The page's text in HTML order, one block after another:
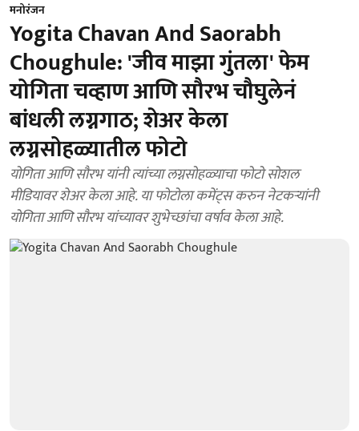
मनोरंजन
Yogita Chavan And Saorabh
Choughule: 'जीव माझा गुंतला' फेम
योगिता चव्हाण आणि सौरभ चौघुलेनं
बांधली लग्नगाठ; शेअर केला
लग्नसोहळ्यातील फोटो
योगिता आणि सौरभ यांनी त्यांच्या लग्नसोहळ्याचा फोटो सोशल
मीडियावर शेअर केला आहे. या फोटोला कमेंट्स करुन नेटकऱ्यांनी
योगिता आणि सौरभ यांच्यावर शुभेच्छांचा वर्षाव केला आहे.